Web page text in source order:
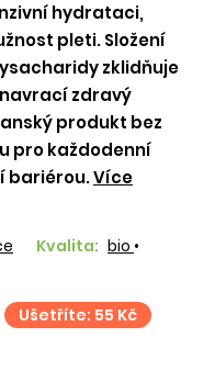
hydrataci,
pleti. Složení
zklidňuje
zdravý
produkt bez
pro každodenní
bariérou.Více
Kvalita: bio •
Ušetříte: 55 Kč